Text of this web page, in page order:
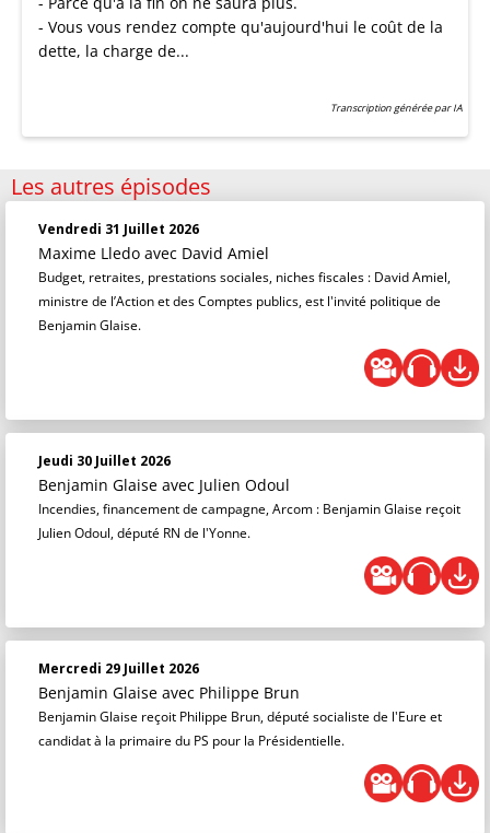
- Vous vous rendez compte qu'aujourd'hui le coût de la
dette, la charge de...
Transcription générée par IA
Les autres épisodes
Vendredi 31 Juillet 2026
Maxime Lledo avec David Amiel
Budget, retraites, prestations sociales, niches fiscales : David Amiel,
ministre de l’Action et des Comptes publics, est l'invité politique de
Benjamin Glaise.
Jeudi 30 Juillet 2026
Benjamin Glaise avec Julien Odoul
Incendies, financement de campagne, Arcom : Benjamin Glaise reçoit
Julien Odoul, député RN de l'Yonne.
Mercredi 29 Juillet 2026
Benjamin Glaise avec Philippe Brun
Benjamin Glaise reçoit Philippe Brun, député socialiste de l'Eure et
candidat à la primaire du PS pour la Présidentielle.